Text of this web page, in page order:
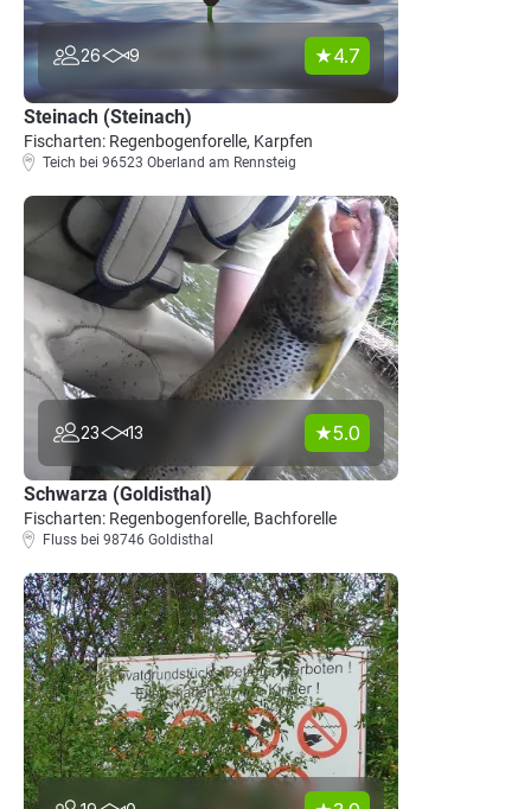
26 9 4.7
Steinach (Steinach)
Fischarten: Regenbogenforelle, Karpfen
Teich bei 96523 Oberland am Rennsteig
23 13 5.0
Schwarza (Goldisthal)
Fischarten: Regenbogenforelle, Bachforelle
Fluss bei 98746 Goldisthal